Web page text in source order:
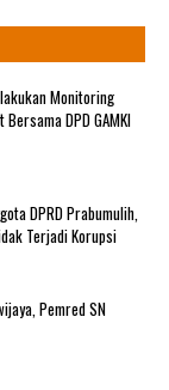
Monitoring
DPD GAMKI
DPRD Prabumulih,
Terjadi Korupsi
Pemred SN